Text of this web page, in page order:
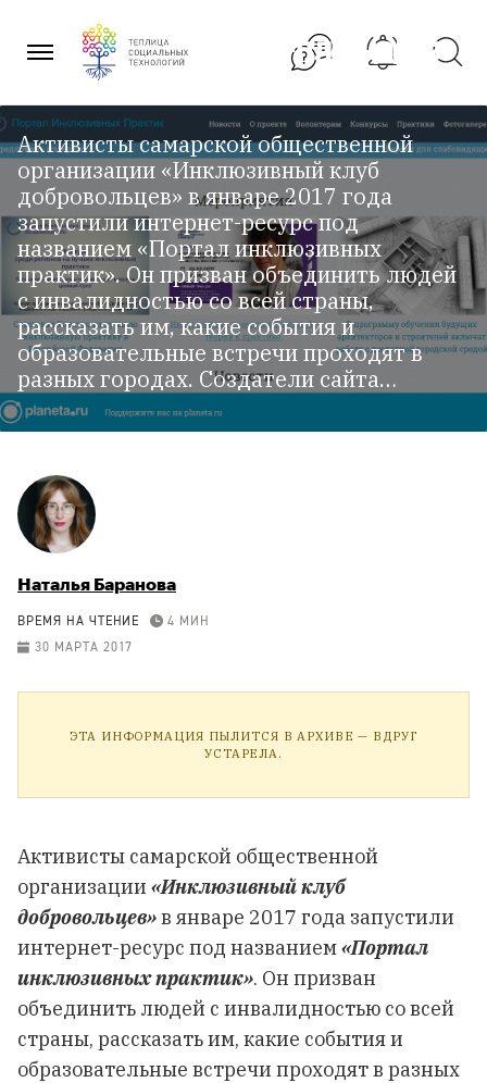
содержаниюпрактик» – онлайн-площадка
для людей с инвалидностью
Активисты самарской общественной
организации «Инклюзивный клуб
добровольцев» в январе 2017 года
запустили интернет-ресурс под
названием «Портал инклюзивных
практик». Он призван объединить людей
с инвалидностью со всей страны,
рассказать им, какие события и
образовательные встречи проходят в
разных городах. Создатели сайта…
Наталья Баранова
ВРЕМЯ НА ЧТЕНИЕ
4 МИН
30 МАРТА 2017
ЭТА ИНФОРМАЦИЯ ПЫЛИТСЯ В АРХИВЕ — ВДРУГ
УСТАРЕЛА.
Активисты самарской общественной
организации «Инклюзивный клуб
добровольцев»в январе 2017 года запустили
интернет-ресурс под названием«Портал
инклюзивных практик». Он призван
объединить людей с инвалидностью со всей
страны, рассказать им, какие события и
образовательные встречи проходят в разных